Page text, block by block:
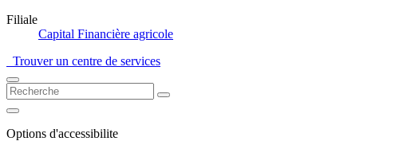
Filiale
Capital Financière agricole
Trouver un centre de services
Options d'accessibilite